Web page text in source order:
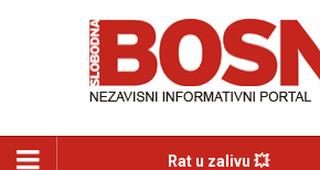
Rat u zalivu 💥